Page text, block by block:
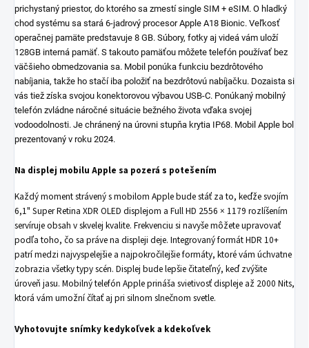
prichystaný priestor, do ktorého sa zmestí single SIM + eSIM. O hladký
chod systému sa stará 6-jadrový procesor Apple A18 Bionic. Veľkosť
operačnej pamäte predstavuje 8 GB. Súbory, fotky aj videá vám uloží
128GB interná pamäť. S takouto pamäťou môžete telefón používať bez
väčšieho obmedzovania sa. Mobil ponúka funkciu bezdrôtového
nabíjania, takže ho stačí iba položiť na bezdrôtovú nabíjačku. Dozaista si
vás tiež získa svojou konektorovou výbavou USB-C. Ponúkaný mobilný
telefón zvládne náročné situácie bežného života vďaka svojej
vodoodolnosti. Je chránený na úrovni stupňa krytia IP68. Mobil Apple bol
prezentovaný v roku 2024.
Na displej mobilu Apple sa pozerá s potešením
Každý moment strávený s mobilom Apple bude stáť za to, keďže svojím
6,1" Super Retina XDR OLED displejom a Full HD 2556 × 1179 rozlíšením
servíruje obsah v skvelej kvalite. Frekvenciu si navyše môžete upravovať
podľa toho, čo sa práve na displeji deje. Integrovaný formát HDR 10+
patrí medzi najvyspelejšie a najpokročilejšie formáty, ktoré vám úchvatne
zobrazia všetky typy scén. Displej bude lepšie čitateľný, keď zvýšite
úroveň jasu. Mobilný telefón Apple prináša svietivosť displeje až 2000 Nits,
ktorá vám umožní čítať aj pri silnom slnečnom svetle.
Vyhotovujte snímky kedykoľvek a kdekoľvek